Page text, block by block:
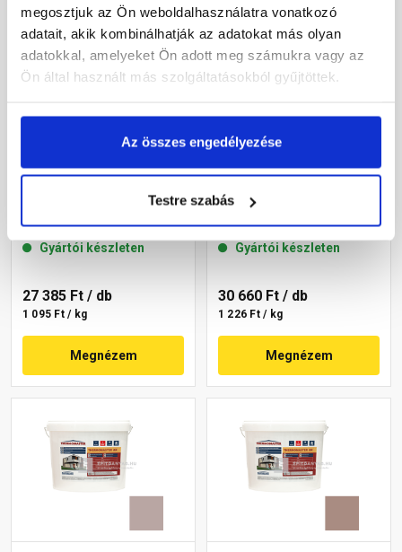
megosztjuk az Ön weboldalhasználatra vonatkozó
adatait, akik kombinálhatják az adatokat más olyan
adatokkal, amelyeket Ön adott meg számukra vagy az
Ön által használt más szolgáltatásokból gyűjtöttek.
Az összes engedélyezése
Testre szabás
Masterplast
Gyártói készleten
27 385 Ft / db
1 095 Ft / kg
Megnézem
Masterplast
Thermomaster szilikon
14-C 25 kg
Gyártói készleten
30 660 Ft / db
1 226 Ft / kg
Megnézem